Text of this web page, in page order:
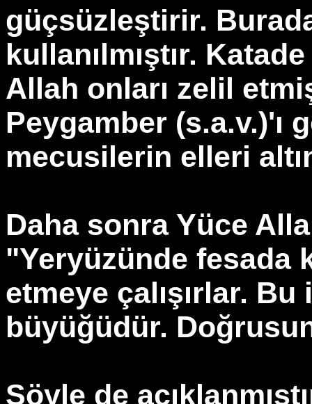
güçsüzleştirir.
kullanılmıştır.
Allah onları zelil
Peygamber (s.a.v.)'ı
mecusilerin elleri
Daha sonra Yüce
"Yeryüzünde fesada
etmeye çalışırlar. Bu
büyüğüdür.
Şöyle de